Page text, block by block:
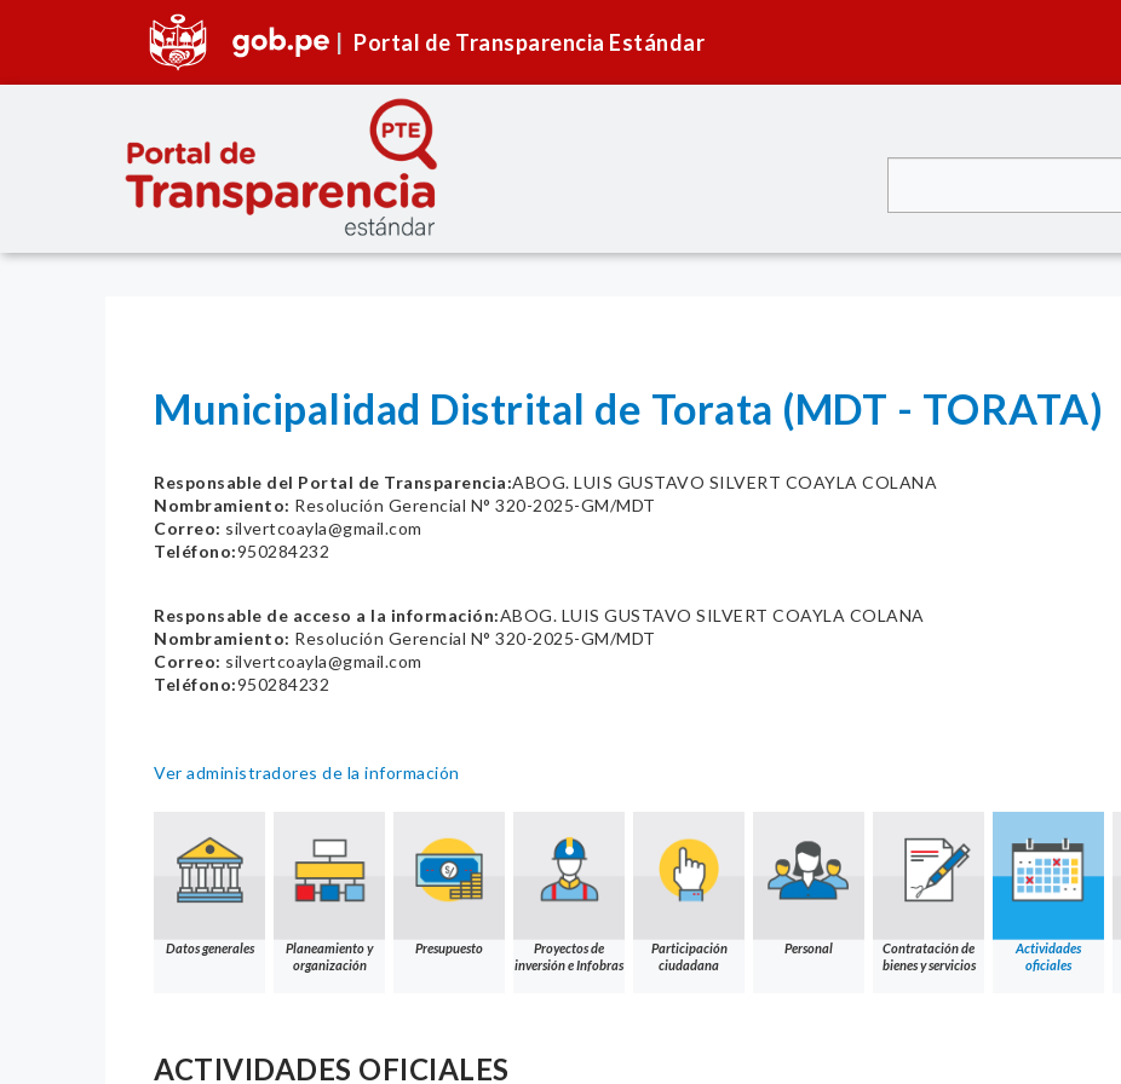
Portal de Transparencia Estándar
Municipalidad Distrital de Torata (MDT - TORATA)
Responsable del Portal de Transparencia:ABOG. LUIS GUSTAVO SILVERT COAYLA COLANA
Nombramiento: Resolución Gerencial N° 320-2025-GM/MDT
Correo: silvertcoayla@gmail.com
Teléfono:950284232
Responsable de acceso a la información:ABOG. LUIS GUSTAVO SILVERT COAYLA COLANA
Nombramiento: Resolución Gerencial N° 320-2025-GM/MDT
Correo: silvertcoayla@gmail.com
Teléfono:950284232
Ver administradores de la información
Datos generales
Planeamiento y
organización
Presupuesto
Proyectos de
inversión e Infobras
Participación
ciudadana
Personal
Contratación de
bienes y servicios
Actividades
oficiales
ACTIVIDADES OFICIALES